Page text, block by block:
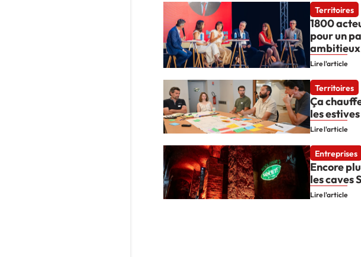
Territoires
1800
pour un
ambitieux
Lire l'article
Territoires
Ça
les
Lire l'article
Entreprises
Encore
les caves
Lire l'article